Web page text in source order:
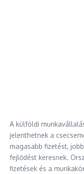
A külföldi
jelenthetnek a
magasabb fizetést,
fejlődést keresnek.
fizetések és a